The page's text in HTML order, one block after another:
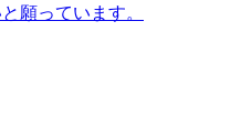
願っています。